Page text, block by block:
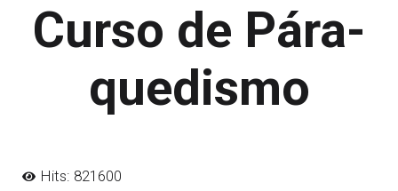
Curso de Pára-
quedismo
Hits: 821600